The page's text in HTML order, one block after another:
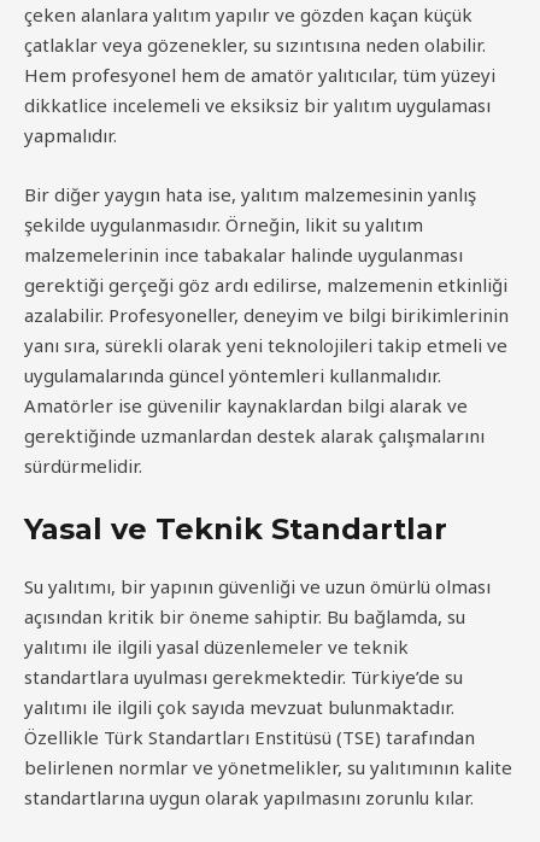
çeken alanlara yalıtım yapılır ve gözden kaçan küçük
çatlaklar veya gözenekler, su sızıntısına neden olabilir.
Hem profesyonel hem de amatör yalıtıcılar, tüm yüzeyi
dikkatlice incelemeli ve eksiksiz bir yalıtım uygulaması
yapmalıdır.
Bir diğer yaygın hata ise, yalıtım malzemesinin yanlış
şekilde uygulanmasıdır. Örneğin, likit su yalıtım
malzemelerinin ince tabakalar halinde uygulanması
gerektiği gerçeği göz ardı edilirse, malzemenin etkinliği
azalabilir. Profesyoneller, deneyim ve bilgi birikimlerinin
yanı sıra, sürekli olarak yeni teknolojileri takip etmeli ve
uygulamalarında güncel yöntemleri kullanmalıdır.
Amatörler ise güvenilir kaynaklardan bilgi alarak ve
gerektiğinde uzmanlardan destek alarak çalışmalarını
sürdürmelidir.
Yasal ve Teknik Standartlar
Su yalıtımı, bir yapının güvenliği ve uzun ömürlü olması
açısından kritik bir öneme sahiptir. Bu bağlamda, su
yalıtımı ile ilgili yasal düzenlemeler ve teknik
standartlara uyulması gerekmektedir. Türkiye’de su
yalıtımı ile ilgili çok sayıda mevzuat bulunmaktadır.
Özellikle Türk Standartları Enstitüsü (TSE) tarafından
belirlenen normlar ve yönetmelikler, su yalıtımının kalite
standartlarına uygun olarak yapılmasını zorunlu kılar.